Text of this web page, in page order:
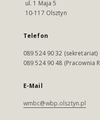
ul. 1 Maja 5
10-117 Olsztyn
Telefon
089 524 90 32 (sekretariat)
089 524 90 48 (Pracownia
E-Mail
wmbc@wbp.olsztyn.pl